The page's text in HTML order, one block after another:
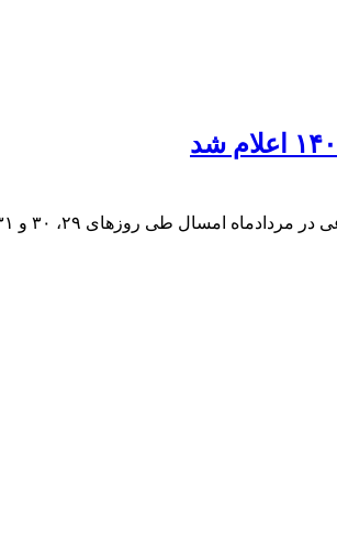
۳۰ و ۳۱ مرداد به حساب مشمولان واریز خواهد شد.